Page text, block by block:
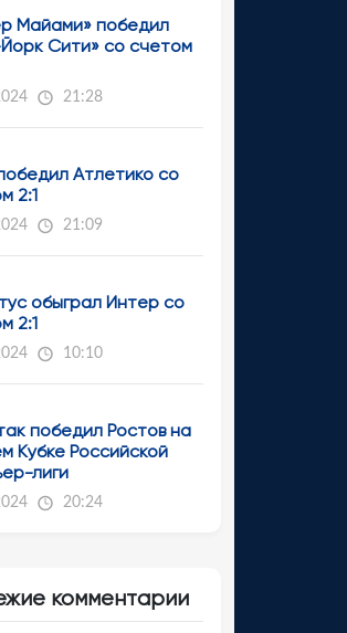
Майами» победил
Сити» со счетом
21:28
Атлетико со
2:1
21:09
обыграл Интер со
2:1
10:10
победил Ростов на
Кубке Российской
лиги
20:24
комментарии